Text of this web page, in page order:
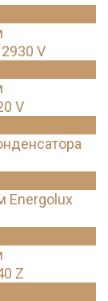
V
V
Energolux
Z